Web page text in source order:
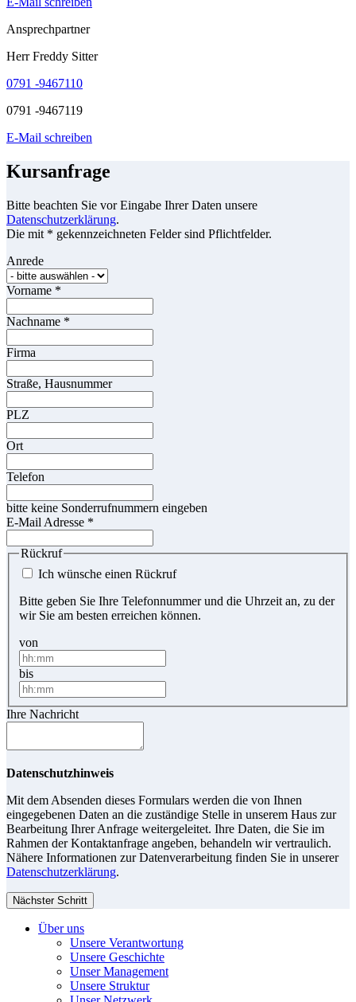
Ansprechpartner
Herr Freddy Sitter
0791 -9467110
0791 -9467119
E-Mail schreiben
Kursanfrage
Bitte beachten Sie vor Eingabe Ihrer Daten unsere
Datenschutzerklärung.
Die mit * gekennzeichneten Felder sind Pflichtfelder.
Anrede
Vorname *
Nachname *
Firma
Straße, Hausnummer
PLZ
Ort
Telefon
bitte keine Sonderrufnummern eingeben
E-Mail Adresse *
Rückruf
Ich wünsche einen Rückruf
Bitte geben Sie Ihre Telefonnummer und die Uhrzeit an, zu der
wir Sie am besten erreichen können.
von
bis
Ihre Nachricht
Datenschutzhinweis
Mit dem Absenden dieses Formulars werden die von Ihnen
eingegebenen Daten an die zuständige Stelle in unserem Haus zur
Bearbeitung Ihrer Anfrage weitergeleitet. Ihre Daten, die Sie im
Rahmen der Kontaktanfrage angeben, behandeln wir vertraulich.
Nähere Informationen zur Datenverarbeitung finden Sie in unserer
Datenschutzerklärung.
Nächster Schritt
Über uns
Unsere Verantwortung
Unsere Geschichte
Unser Management
Unsere Struktur